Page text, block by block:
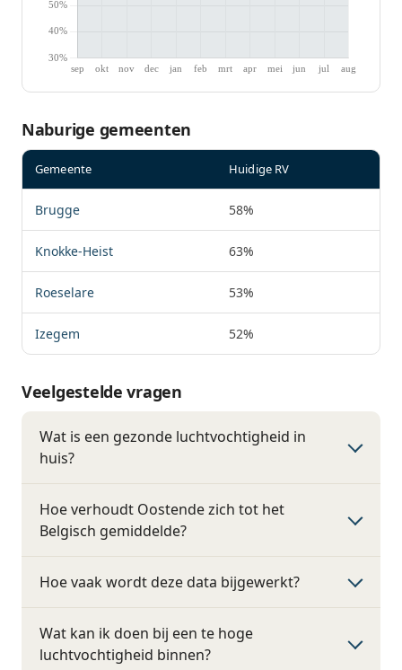
Naburige gemeenten
Gemeente Huidige RV
Brugge 58%
Knokke-Heist 63%
Roeselare 53%
Izegem 52%
Veelgestelde vragen
Wat is een gezonde luchtvochtigheid in
huis?
Hoe verhoudt Oostende zich tot het
Belgisch gemiddelde?
Hoe vaak wordt deze data bijgewerkt?
Wat kan ik doen bij een te hoge
luchtvochtigheid binnen?